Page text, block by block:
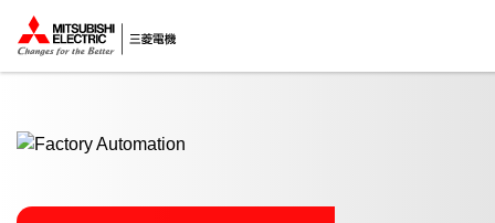
ここから本文